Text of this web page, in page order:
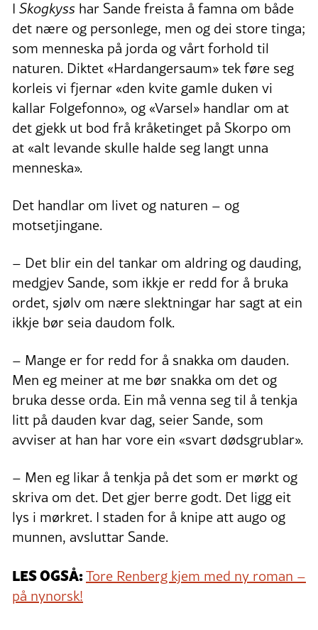
I Skogkyss har Sande freista å famna om både
det nære og personlege, men og dei store tinga;
som menneska på jorda og vårt forhold til
naturen. Diktet «Hardangersaum» tek føre seg
korleis vi fjernar «den kvite gamle duken vi
kallar Folgefonno», og «Varsel» handlar om at
det gjekk ut bod frå kråketinget på Skorpo om
at «alt levande skulle halde seg langt unna
menneska».
Det handlar om livet og naturen – og
motsetjingane.
– Det blir ein del tankar om aldring og dauding,
medgjev Sande, som ikkje er redd for å bruka
ordet, sjølv om nære slektningar har sagt at ein
ikkje bør seia daudom folk.
– Mange er for redd for å snakka om dauden.
Men eg meiner at me bør snakka om det og
bruka desse orda. Ein må venna seg til å tenkja
litt på dauden kvar dag, seier Sande, som
avviser at han har vore ein «svart dødsgrublar».
– Men eg likar å tenkja på det som er mørkt og
skriva om det. Det gjer berre godt. Det ligg eit
lys i mørkret. I staden for å knipe att augo og
munnen, avsluttar Sande.
LES OGSÅ:Tore Renberg kjem med ny roman –
på nynorsk!